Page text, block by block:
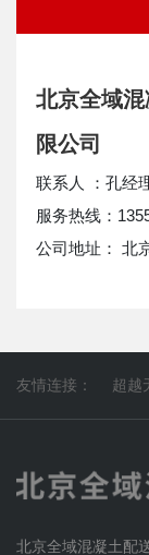
北京全域
限公司
联系人 ：孔经
服务热线：
公司地址： 北
友情连接： 超越
北京全域混凝土配